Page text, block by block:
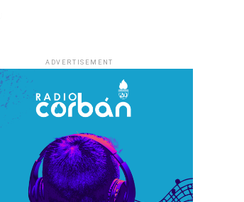
ADVERTISEMENT